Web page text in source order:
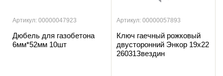
Артикул: 00000047923
Дюбель для газобетона
6мм*52мм 10шт
Артикул: 00000057893
Ключ гаечный рожковый
двусторонний Энкор 19х22
26031Звездин